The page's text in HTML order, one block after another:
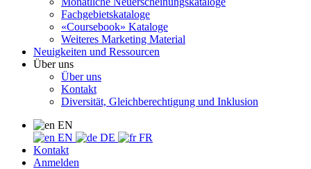
Fachgebietskataloge
«Coursebook» Kataloge
Weiteres Marketing Material
Neuigkeiten und Ressourcen
Über uns
Über uns
Kontakt
Diversität, Gleichberechtigung und Inklusion
EN
EN
DE
FR
Kontakt
Anmelden